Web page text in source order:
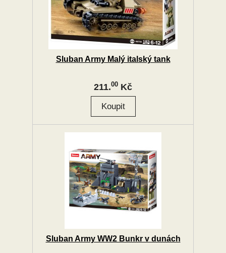
Sluban Army Malý italský tank
211.00 Kč
Sluban Army WW2 Bunkr v dunách